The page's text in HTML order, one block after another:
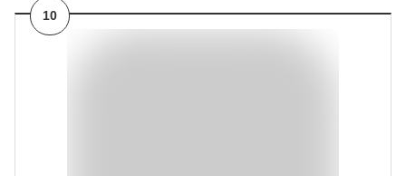
10